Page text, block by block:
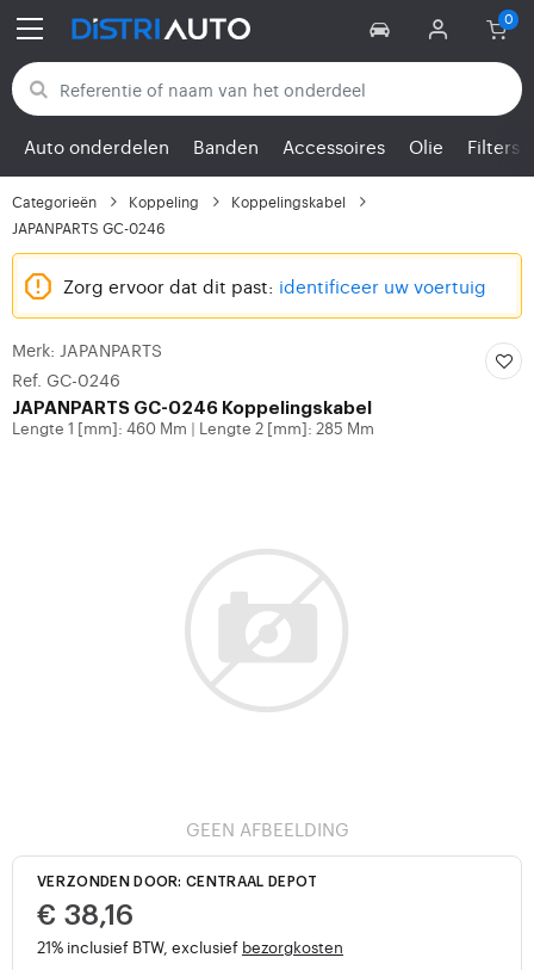
Terug naar categorieën
Auto onderdelen Banden Accessoires Olie Filters
Categorieën Koppeling
Koppelingskabel
JAPANPARTS GC-0246
Zorg ervoor dat dit past: identificeer uw voertuig
Merk: JAPANPARTS
Ref. GC-0246
JAPANPARTS GC-0246 Koppelingskabel
Lengte 1 [mm]: 460 Mm Lengte 2 [mm]: 285 Mm
GEEN AFBEELDING
VERZONDEN DOOR: CENTRAAL DEPOT
€ 38,16
21% inclusief BTW, exclusief bezorgkosten